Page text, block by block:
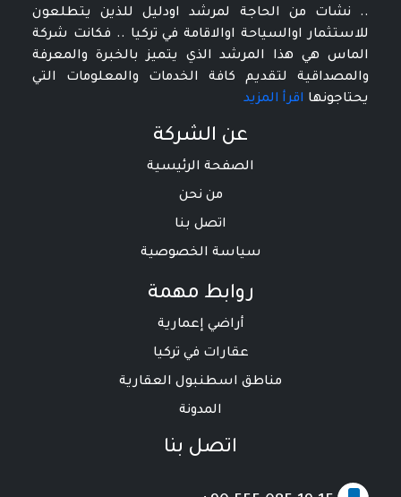
.. نشات من الحاجة لمرشد اودليل للذين يتطلعون
للاستثمار اوالسياحة اوالاقامة في تركيا .. فكانت شركة
الماس هي هذا المرشد الذي يتميز بالخبرة والمعرفة
والمصداقية لتقديم كافة الخدمات والمعلومات التي
يحتاجونها اقرأ المزيد
عن الشركة
الصفحة الرئيسية
من نحن
اتصل بنا
سياسة الخصوصية
روابط مهمة
أراضي إعمارية
عقارات في تركيا
مناطق اسطنبول العقارية
المدونة
اتصل بنا